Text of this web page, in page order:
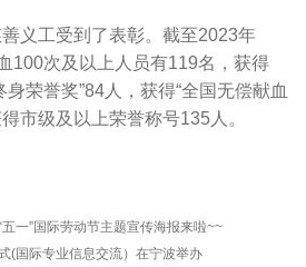
义工受到了表彰。截至2023年
100次及以上人员有119名，获得
荣誉奖”84人，获得“全国无偿献血
市级及以上荣誉称号135人。
一”国际劳动节主题宣传海报来啦~~
(国际专业信息交流）在宁波举办